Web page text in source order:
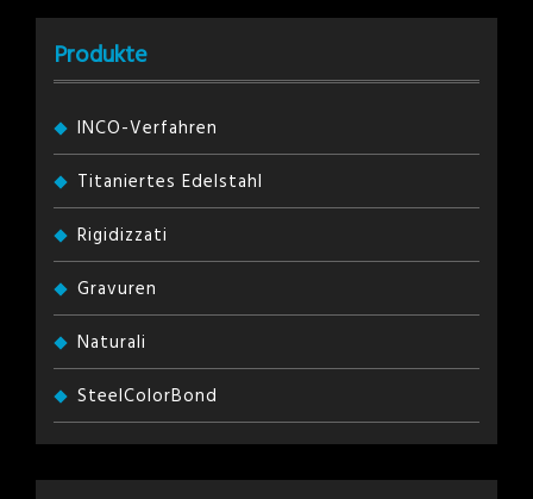
Produkte
INCO-Verfahren
Titaniertes Edelstahl
Rigidizzati
Gravuren
Naturali
SteelColorBond